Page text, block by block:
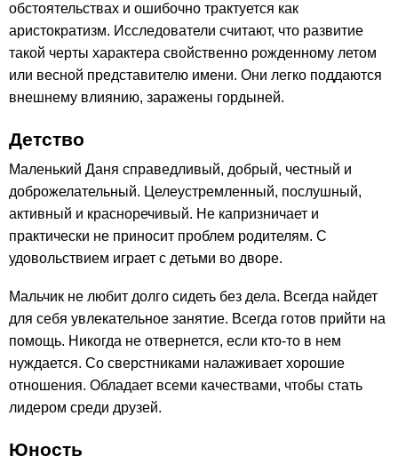
обстоятельствах и ошибочно трактуется как
аристократизм. Исследователи считают, что развитие
такой черты характера свойственно рожденному летом
или весной представителю имени. Они легко поддаются
внешнему влиянию, заражены гордыней.
Детство
Маленький Даня справедливый, добрый, честный и
доброжелательный. Целеустремленный, послушный,
активный и красноречивый. Не капризничает и
практически не приносит проблем родителям. С
удовольствием играет с детьми во дворе.
Мальчик не любит долго сидеть без дела. Всегда найдет
для себя увлекательное занятие. Всегда готов прийти на
помощь. Никогда не отвернется, если кто-то в нем
нуждается. Со сверстниками налаживает хорошие
отношения. Обладает всеми качествами, чтобы стать
лидером среди друзей.
Юность